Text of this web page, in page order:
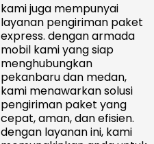
kami juga mempunyai
layanan pengiriman paket
express. dengan armada
mobil kami yang siap
menghubungkan
pekanbaru dan medan,
kami menawarkan solusi
pengiriman paket yang
cepat, aman, dan efisien.
dengan layanan ini, kami